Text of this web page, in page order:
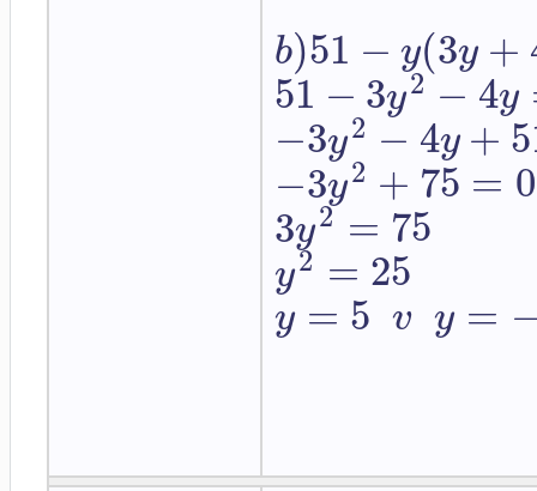
b)51 − y(3y+
51 −3y2 −4y
−3y2 − 4y+
−3y2 + 75 = 0
3y2 = 75
y2 = 25
y = 5 v y =